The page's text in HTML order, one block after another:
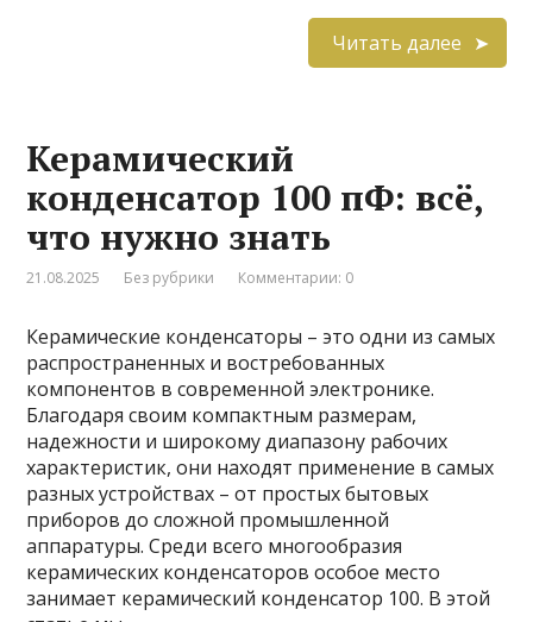
Читать далее
Керамический
конденсатор 100 пФ: всё,
что нужно знать
21.08.2025 Без рубрики Комментарии: 0
Керамические конденсаторы – это одни из самых
распространенных и востребованных
компонентов в современной электронике.
Благодаря своим компактным размерам,
надежности и широкому диапазону рабочих
характеристик, они находят применение в самых
разных устройствах – от простых бытовых
приборов до сложной промышленной
аппаратуры. Среди всего многообразия
керамических конденсаторов особое место
занимает керамический конденсатор 100. В этой